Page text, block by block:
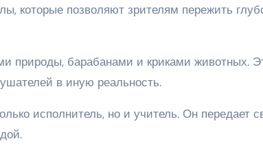
которые позволяют зрителям пережить
природы, барабанами и криками животных.
в иную реальность.
исполнитель, но и учитель. Он передает